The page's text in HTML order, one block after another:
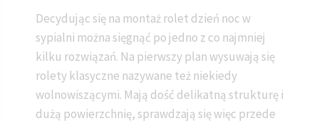
Decydując się na montaż rolet dzień noc w
sypialni można sięgnąć po jedno z co najmniej
kilku rozwiązań. Na pierwszy plan wysuwają się
rolety klasyczne nazywane też niekiedy
wolnowiszącymi. Mają dość delikatną strukturę i
dużą powierzchnię, sprawdzają się więc przede